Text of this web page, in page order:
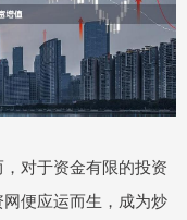
对于资金有限的投资
便应运而生，成为炒